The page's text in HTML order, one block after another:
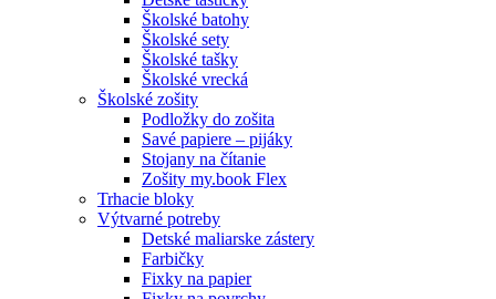
Školské batohy
Školské sety
Školské tašky
Školské vrecká
Školské zošity
Podložky do zošita
Savé papiere – pijáky
Stojany na čítanie
Zošity my.book Flex
Trhacie bloky
Výtvarné potreby
Detské maliarske zástery
Farbičky
Fixky na papier